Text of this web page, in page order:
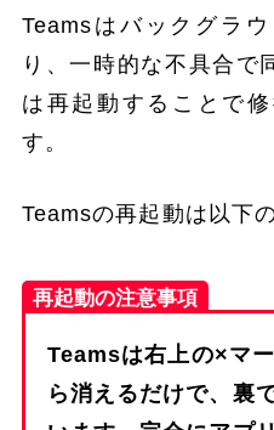
Teamsはバックグラ
り、一時的な不具合で
は再起動することで
す。
Teamsの再起動は以下
再起動の注意事項
Teamsは右上の×マ
ら消えるだけで、裏